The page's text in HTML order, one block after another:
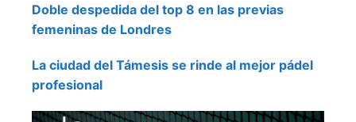
Doble despedida del top 8 en las previas
femeninas de Londres
La ciudad del Támesis se rinde al mejor pádel
profesional